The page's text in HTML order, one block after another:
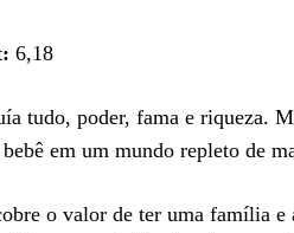
6,18
tudo, poder, fama e riqueza.
em um mundo repleto de
o valor de ter uma família